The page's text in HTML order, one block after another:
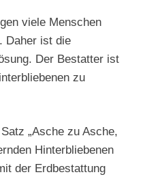
viele Menschen
Daher ist die
Der Bestatter ist
zu
„Asche zu Asche,
Hinterbliebenen
der Erdbestattung